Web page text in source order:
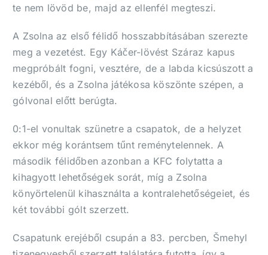
te nem lövöd be, majd az ellenfél megteszi.
A Zsolna az első félidő hosszabbításában szerezte
meg a vezetést. Egy Káčer-lövést Száraz kapus
megpróbált fogni, vesztére, de a labda kicsúszott a
kezéből, és a Zsolna játékosa köszönte szépen, a
gólvonal előtt berúgta.
0:1-el vonultak szünetre a csapatok, de a helyzet
ekkor még korántsem tűnt reménytelennek. A
második félidőben azonban a KFC folytatta a
kihagyott lehetőségek sorát, míg a Zsolna
könyörtelenül kihasználta a kontralehetőségeiet, és
két további gólt szerzett.
Csapatunk erejéből csupán a 83. percben, Šmehyl